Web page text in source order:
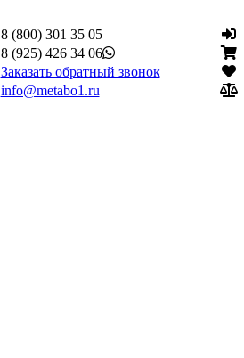
8 (800) 301 35 05
8 (925) 426 34 06
Заказать обратный звонок
info@metabo1.ru